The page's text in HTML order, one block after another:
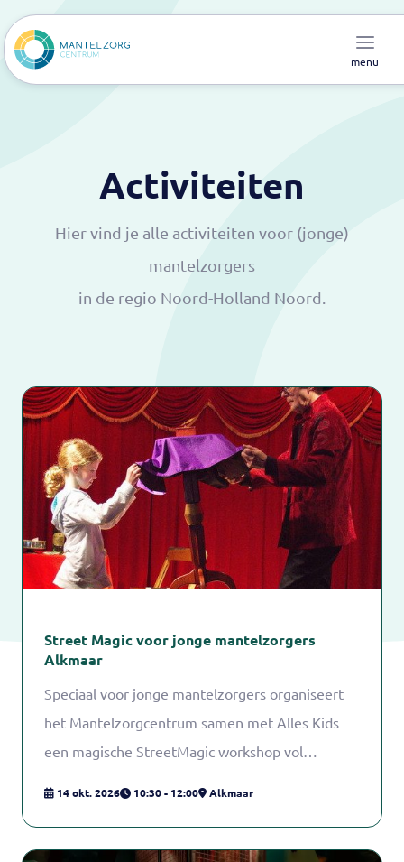
menu
Activiteiten
Hier vind je alle activiteiten voor (jonge)
mantelzorgers
in de regio Noord-Holland Noord.
Street Magic voor jonge mantelzorgers
Alkmaar
Speciaal voor jonge mantelzorgers organiseert
het Mantelzorgcentrum samen met Alles Kids
een magische StreetMagic workshop vol
14 okt. 2026 10:30 - 12:00 Alkmaar